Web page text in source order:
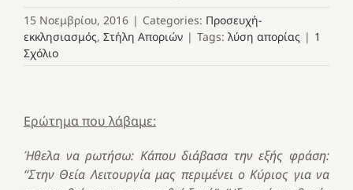
15 Νοεμβρίου, 2016 | Categories: Προσευχή-
εκκλησιασμός, Στήλη Αποριών | Tags: λύση απορίας | 1
Σχόλιο
Ερώτημα που λάβαμε:
Ήθελα να ρωτήσω: Κάπου διάβασα την εξής φράση:
“Στην Θεία Λειτουργία μας περιμένει ο Κύριος για να